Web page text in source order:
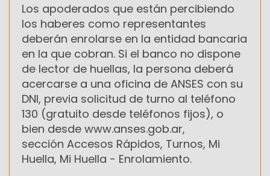
Los apoderados que están percibiendo
los haberes como representantes
deberán enrolarse en la entidad bancaria
en la que cobran. Si el banco no dispone
de lector de huellas, la persona deberá
acercarse a una oficina de ANSES con su
DNI, previa solicitud de turno al teléfono
130 (gratuito desde teléfonos fijos), o
bien desde www.anses.gob.ar,
sección Accesos Rápidos, Turnos, Mi
Huella, Mi Huella - Enrolamiento.